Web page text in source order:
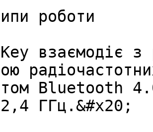
роботи
взаємодіє з
Bluetooth
ГГц.&#x20;